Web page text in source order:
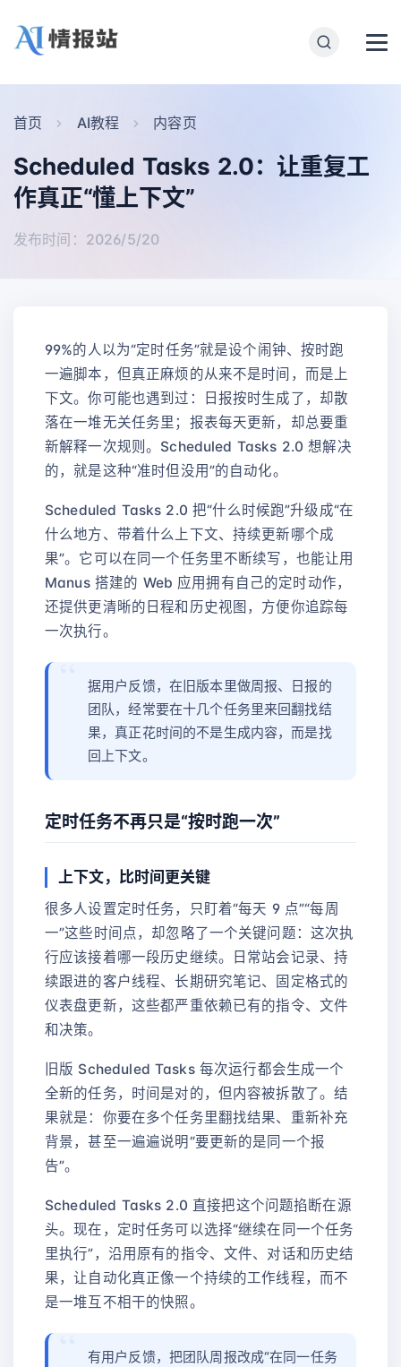
首页 AI教程 内容页
Scheduled Tasks 2.0：让重复工
作真正“懂上下文”
发布时间：2026/5/20
99%的人以为“定时任务”就是设个闹钟、按时跑
一遍脚本，但真正麻烦的从来不是时间，而是上
下文。你可能也遇到过：日报按时生成了，却散
落在一堆无关任务里；报表每天更新，却总要重
新解释一次规则。Scheduled Tasks 2.0 想解决
的，就是这种“准时但没用”的自动化。
Scheduled Tasks 2.0 把“什么时候跑”升级成“在
什么地方、带着什么上下文、持续更新哪个成
果”。它可以在同一个任务里不断续写，也能让用
Manus 搭建的 Web 应用拥有自己的定时动作，
还提供更清晰的日程和历史视图，方便你追踪每
一次执行。
据用户反馈，在旧版本里做周报、日报的
团队，经常要在十几个任务里来回翻找结
果，真正花时间的不是生成内容，而是找
回上下文。
定时任务不再只是“按时跑一次”
上下文，比时间更关键
很多人设置定时任务，只盯着“每天 9 点”“每周
一”这些时间点，却忽略了一个关键问题：这次执
行应该接着哪一段历史继续。日常站会记录、持
续跟进的客户线程、长期研究笔记、固定格式的
仪表盘更新，这些都严重依赖已有的指令、文件
和决策。
旧版 Scheduled Tasks 每次运行都会生成一个
全新的任务，时间是对的，但内容被拆散了。结
果就是：你要在多个任务里翻找结果、重新补充
背景，甚至一遍遍说明“要更新的是同一个报
告”。
Scheduled Tasks 2.0 直接把这个问题掐断在源
头。现在，定时任务可以选择“继续在同一个任务
里执行”，沿用原有的指令、文件、对话和历史结
果，让自动化真正像一个持续的工作线程，而不
是一堆互不相干的快照。
有用户反馈，把团队周报改成“在同一任务